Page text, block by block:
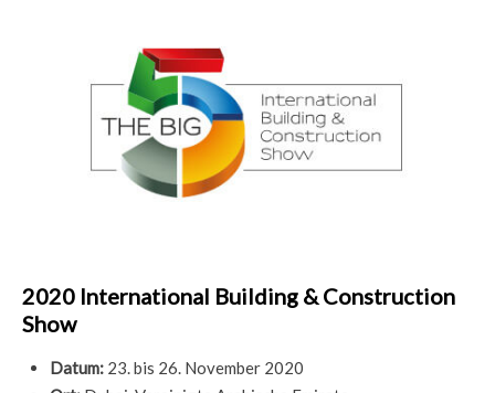
2020 International Building & Construction
Show
Datum: 23. bis 26. November 2020